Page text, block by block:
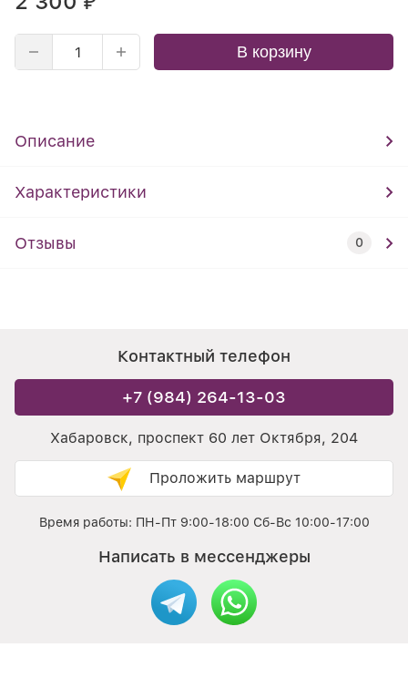
В корзину
Описание
Характеристики
Отзывы 0
Контактный телефон
+7 (984) 264-13-03
Хабаровск, проспект 60 лет Октября, 204
Проложить маршрут
Время работы: ПН-Пт 9:00-18:00 Сб-Вс 10:00-17:00
Написать в мессенджеры